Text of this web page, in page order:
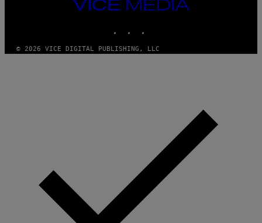
VICE
MEDIA
© 2026 VICE DIGITAL PUBLISHING, LLC